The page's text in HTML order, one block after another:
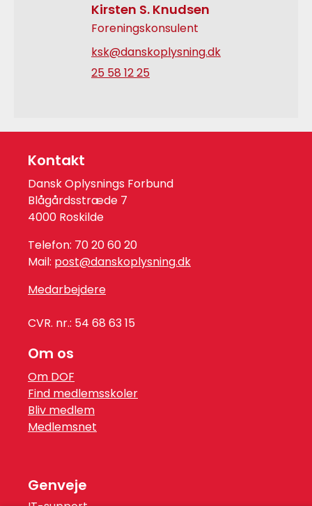
Kirsten S. Knudsen
Foreningskonsulent
ksk@danskoplysning.dk
25 58 12 25
Kontakt
Dansk Oplysnings Forbund
Blågårdsstræde 7
4000 Roskilde
Telefon: 70 20 60 20
Mail: post@danskoplysning.dk
Medarbejdere
CVR. nr.: 54 68 63 15
Om os
Om DOF
Find medlemsskoler
Bliv medlem
Medlemsnet
Genveje